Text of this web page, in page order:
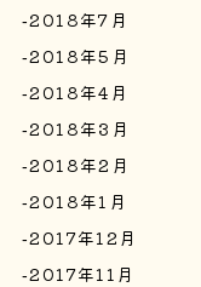
2018年7月
2018年5月
2018年4月
2018年3月
2018年2月
2018年1月
2017年12月
2017年11月